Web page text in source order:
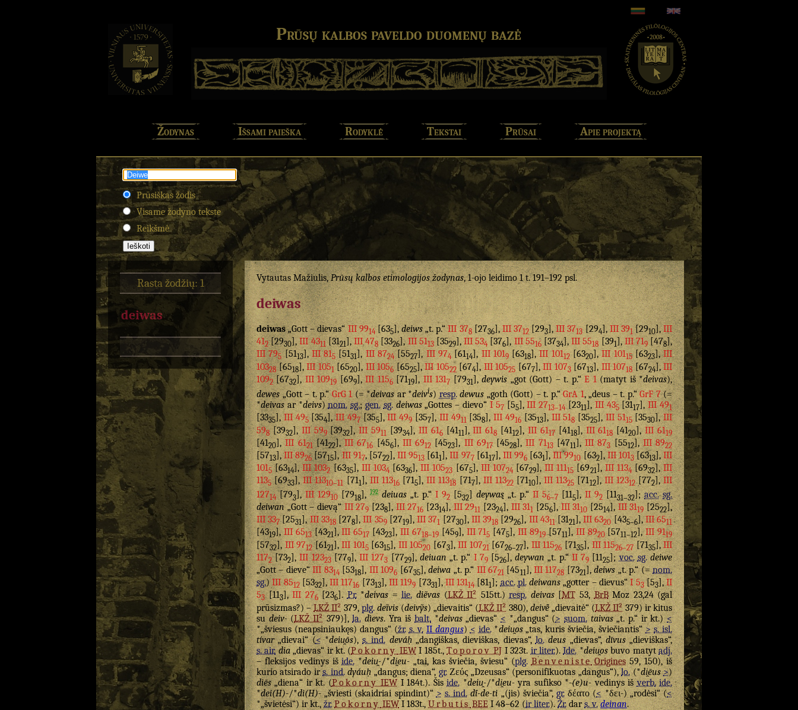
Prūsų kalbos paveldo duomenų bazė
Žodynas Išsami paieška Rodyklė Tekstai Prūsai Apie projektą
Prūsiškas žodis
Visame žodyno tekste
Reikšmė
Rasta žodžių: 1
deiwas
Vytautas Mažiulis,Prūsų kalbos etimologijos žodynas, 1-ojo leidimo 1 t. 191–192 psl.
deiwas
deiwas„Gott – dievas“III 9914[635],deiws„t. p.“III 378[2736],III 3712[293],III 3713[294],III 391[2910],III
412[2930],III 4311[3121],III 478[3326],III 5113[3529],III 534[376],III 5516[3734],III 5518[391],III 719[478],
III 795[5113],III 815[5131],III 8724[5527],III 974[6114],III 1019[6318 ],III 10112[6320],III 10115[6323],III
10328[6518],III 1051[6520], III 1056[6525],III 10522[674],III 10525 [677], III 1073[6713], III 10718[6724],III
1092[6732],III 10919[699],III 1156[7119],III 1317[7931],deywis„got (Gott) – t. p.“E 1(matyt iš *deivas),
dewes„Gott – t. p.“GrG 1(= *deivasar *deivis)resp. dewus„goth (Gott) – t. p.“GrA 1, „deus – t. p.“GrF 7(=
*deivasar *deivs)nom. sg.;gen. sg. deiwas„Gottes – dievo“ I 57[55],III 2713–14[2311],III 435[3117],III 491
[3335],III 495[354],III 497[355],III 499[357],III 4911[358],III 4916[3513],III 518[3525],III 5115[3530],III
598[3932],III 599[3932],III 5911 [3934],III 616[4111],III 618[4112],III 6117[4118],III 6118[4120],III 6119
[4120],III 6121[4122],III 6716[456],III 6912[4523],III 6917[4528],III 7113[4711],III 873[5512],III 8922
[5713],III 8926[5715],III 917, [5722],III 9513[611],III 977[6117],III 996[631],III 9910[632],III 1013[6313],III
1015[6314],III 1032[6335], III 1034[6336],III 10523[675],III 10724[6729],III 11115[6921],III 1134[6932],III
1135[6933],III 11310–11[711],III 11316[715],III 11318 [717],III 11322[7110],III 11325[7112],III 12312[772],III
12714[793],III 12910[7918],192 deiuas „t. p.“I 92[532]deywas„t. p.“II 56–7 [115], II 92[1131–32];acc. sg.
deiwan„Gott – dievą“III 279[238],III 2716[2314],III 2911[2324],III 311[256],III 3110[2514],III 3119[2522],
III 337[2531],III 3318[278],III 359[2719],III 371[2730],III 3918[2926],III 4311[3121],III 6320[435–6],III 6511
[4319],III 6513[4321],III 6517[4323 ],III 6718–19[459], III 715 [475],III 8919[5711],III 8920[5711–12],III 9119
[5732],III 9712[6121],III 1015[6315],III 10520[673],III 10721[6726–27],III 11526[7135],III 11526–27[7135],III
1172[732],III 12323[779],III 1273[7729],deiuan„t. p.“I 79[526],deywan„t. p.“II 79 [1125];voc. sg. deiwe
„Gott – dieve“III 8314[5318],III 1096[6735],deiwa„t. p.“III 6721 [4511],III 11728[7321],deiws„t. p.“ (=nom.
sg.)III 8512[5332],III 11716[7313], III 1199[7331],III 13114[811];acc. pl. deiwans„goͤtter – dievus“I 53[53],II
53[113],III 276[236].Pr.*deivas=lie. diẽvas(LKŽ II² 515tt.)resp. deivas[MT53,BrBMoz 23,24 (gal
prūsizmas?) –LKŽ II²379,plg. deĩvis(deivỹs) „dievaitis“ (LKŽ II²380),deivė̃„dievaitė“ (LKŽ II²379) ir kitus
sudeiv-(LKŽ II²379)],la. dìevs. Yra išbalt.*deivas„dievas“<*„dangus“ (> suom. taivas„t. p.“ ir kt.)<
*„šviesus (neapsiniaukęs) dangus“ (žr. s. v. IIdangus)< ide.*deiu̯os„tas, kuris šviečia, šviečiantis“> s. isl.
tívar„dievai“ (<*deiu̯ōs),s. ind. deváḥ„dangiškas, dieviškas, dievas“,lo. deus„dievas“,dīvus„dieviškas“,
s. air. dia„dievas“ ir kt. (PokornyIEWI 185t.,ToporovPJI 323t.ir liter.).Ide.*deiu̯osbuvo matytadj.
– fleksijos vedinys išide.*deiu̯-/*di̯eu-„tai, kas šviečia, šviesu“ (plg. BenvenisteOrigines59, 150), iš
kurio atsirado irs. ind. dyáuḥ„dangus; diena“,gr. Ζεύς„Dzeusas“ (personifikuotas „dangus“),lo.(*di̯ēus >)
diēs„diena“ ir kt. (PokornyIEWI 184t.). Šiside.*deiu̯-/*di̯eu-yra sufikso *-(e)u-vedinys išverb. ide.
*dei(H)-/*di(H)-„šviesti (skaidriai spindint)“> s. ind. dī́-de-ti„(jis) šviečia“,gr. δέατο(<*δει-) „rodėsi“ (<
*„švietėsi“) ir kt.,žr. PokornyIEWI 183t.,UrbutisBEEI 48–62 (ir liter.).Žr.dars. v. deinan.